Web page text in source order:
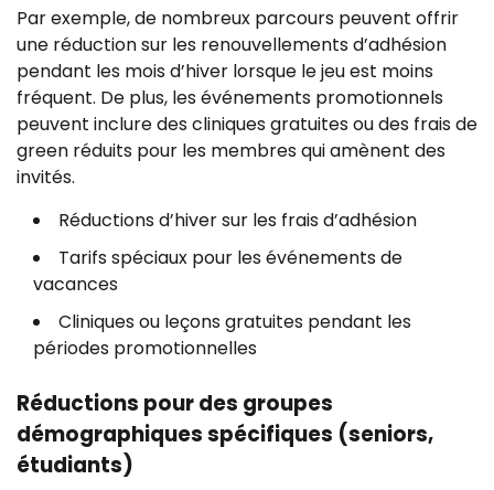
Par exemple, de nombreux parcours peuvent offrir
une réduction sur les renouvellements d’adhésion
pendant les mois d’hiver lorsque le jeu est moins
fréquent. De plus, les événements promotionnels
peuvent inclure des cliniques gratuites ou des frais de
green réduits pour les membres qui amènent des
invités.
Réductions d’hiver sur les frais d’adhésion
Tarifs spéciaux pour les événements de
vacances
Cliniques ou leçons gratuites pendant les
périodes promotionnelles
Réductions pour des groupes
démographiques spécifiques (seniors,
étudiants)